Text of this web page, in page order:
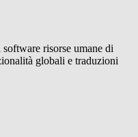
risorse umane di
globali e traduzioni